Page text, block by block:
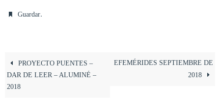
Guardar.
PROYECTO PUENTES –
DAR DE LEER – ALUMINÉ –
2018
EFEMÉRIDES SEPTIEMBRE DE
2018